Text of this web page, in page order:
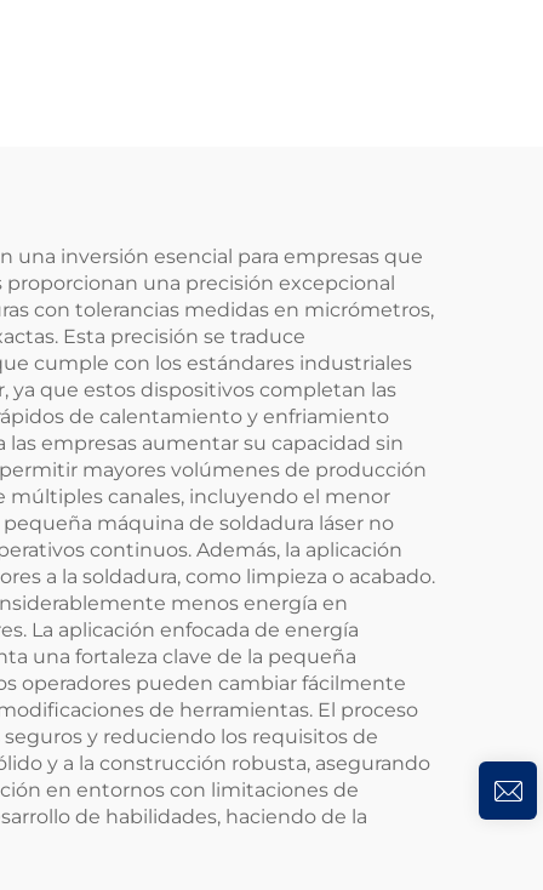
una inversión esencial para empresas que
proporcionan una precisión excepcional
con tolerancias medidas en micrómetros,
Esta precisión se traduce
cumple con los estándares industriales
ya que estos dispositivos completan las
de calentamiento y enfriamiento
empresas aumentar su capacidad sin
mayores volúmenes de producción
múltiples canales, incluyendo el menor
máquina de soldadura láser no
continuos. Además, la aplicación
a la soldadura, como limpieza o acabado.
menos energía en
La aplicación enfocada de energía
una fortaleza clave de la pequeña
operadores pueden cambiar fácilmente
de herramientas. El proceso
y reduciendo los requisitos de
y a la construcción robusta, asegurando
en entornos con limitaciones de
de habilidades, haciendo de la